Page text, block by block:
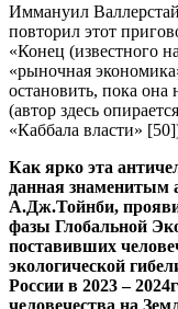
Иммануил
повторил этот
«Конец (известного
«рыночная
остановить, пока
(автор здесь
«Каббала власти»
Как ярко эта
данная знаменитым
А.Дж.Тойнби,
фазы Глобальной
поставивших
экологической
России в 2023 –
человечества на